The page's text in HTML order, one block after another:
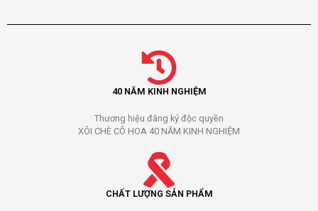
40 NĂM KINH NGHIỆM
Thương hiệu đăng ký độc quyền
XÔI CHÈ CÔ HOA 40 NĂM KINH NGHIỆM
CHẤT LƯỢNG SẢN PHẨM